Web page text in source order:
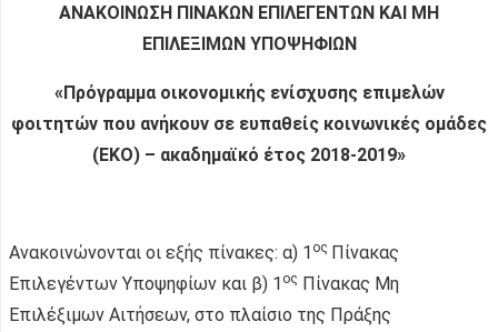
ΑΝΑΚΟΙΝΩΣΗ ΠΙΝΑΚΩΝ ΕΠΙΛΕΓΕΝΤΩΝ ΚΑΙ ΜΗ
ΕΠΙΛΕΞΙΜΩΝ ΥΠΟΨΗΦΙΩΝ
«Πρόγραμμα οικονομικής ενίσχυσης επιμελών
φοιτητών που ανήκουν σε ευπαθείς κοινωνικές ομάδες
(EKO) – ακαδημαϊκό έτος 2018-2019»
Ανακοινώνονται οι εξής πίνακες: α) 1 ος Πίνακας
Επιλεγέντων Υποψηφίων και β) 1 ος Πίνακας Μη
Επιλέξιμων Αιτήσεων, στο πλαίσιο της Πράξης